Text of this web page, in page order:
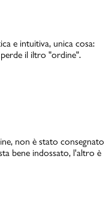
e intuitiva, unica cosa:
il iltro "ordine".
non è stato consegnato
bene indossato, l'altro è